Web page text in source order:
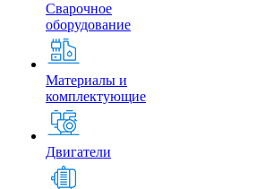
Сварочное
оборудование
Материалы и
комплектующие
Двигатели